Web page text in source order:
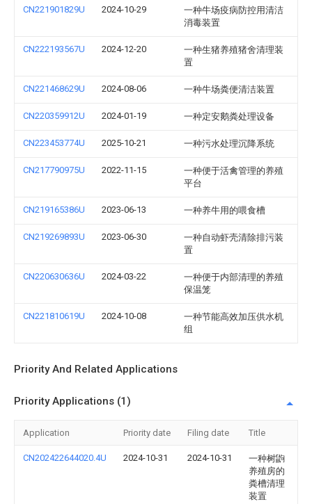
CN221901829U 2024-10-29
一种牛场疫病防控用清洁
消毒装置
CN222193567U 2024-12-20
一种生猪养殖猪舍清理装
置
CN221468629U 2024-08-06 一种牛场粪便清洁装置
CN220359912U 2024-01-19 一种定安鹅粪处理设备
CN223453774U 2025-10-21 一种污水处理沉降系统
CN217790975U 2022-11-15
一种便于活禽管理的养殖
平台
CN219165386U 2023-06-13 一种养牛用的喂食槽
CN219269893U 2023-06-30
一种自动虾壳清除排污装
置
CN220630636U 2024-03-22
一种便于内部清理的养殖
保温笼
CN221810619U 2024-10-08
一种节能高效加压供水机
组
Priority And Related Applications
Priority Applications (1)
Application Priority date Filing date Title
CN202422644020.4U 2024-10-31 2024-10-31
一种树鼩
养殖房的
粪槽清理
装置